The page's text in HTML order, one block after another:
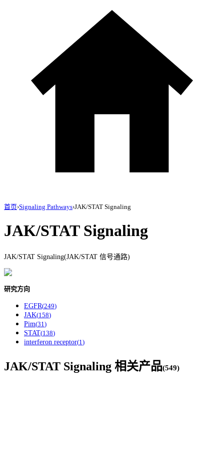
首页›Signaling Pathways›JAK/STAT Signaling
JAK/STAT Signaling
JAK/STAT Signaling(JAK/STAT 信号通路)
研究方向
EGFR(249)
JAK(158)
Pim(31 )
STAT(138)
interferon receptor(1 )
JAK/STAT Signaling 相关产品(549)